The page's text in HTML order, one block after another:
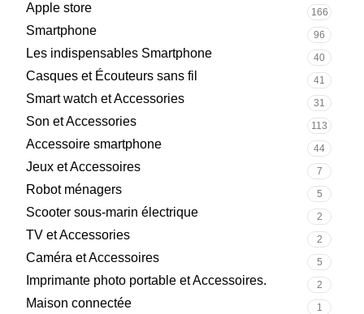
Apple store
166
Smartphone 96
Les indispensables Smartphone 40
Casques et Écouteurs sans fil 41
Smart watch et Accessories 31
Son et Accessories 113
Accessoire smartphone 44
Jeux et Accessoires 7
Robot ménagers 5
Scooter sous-marin électrique 2
TV et Accessories 2
Caméra et Accessoires 5
Imprimante photo portable et Accessoires. 2
Maison connectée 1